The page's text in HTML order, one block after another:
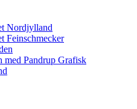
Nordjylland
Feinschmecker
med Pandrup Grafisk